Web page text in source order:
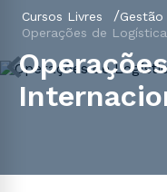
Cursos Livres
Operações de